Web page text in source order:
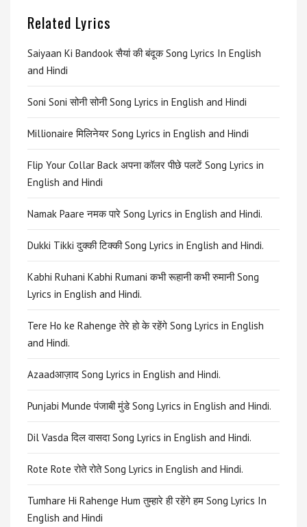
Related Lyrics
Saiyaan Ki Bandook सैयां की बंदूक Song Lyrics In English
and Hindi
Soni Soni सोनी सोनी Song Lyrics in English and Hindi
Millionaire मिलिनेयर Song Lyrics in English and Hindi
Flip Your Collar Back अपना कॉलर पीछे पलटें Song Lyrics in
English and Hindi
Namak Paare नमक पारे Song Lyrics in English and Hindi.
Dukki Tikki दुक्की टिक्की Song Lyrics in English and Hindi.
Kabhi Ruhani Kabhi Rumani कभी रूहानी कभी रुमानी Song
Lyrics in English and Hindi.
Tere Ho ke Rahenge तेरे हो के रहेंगे Song Lyrics in English
and Hindi.
Azaadआज़ाद Song Lyrics in English and Hindi.
Punjabi Munde पंजाबी मुंडे Song Lyrics in English and Hindi.
Dil Vasda दिल वासदा Song Lyrics in English and Hindi.
Rote Rote रोते रोते Song Lyrics in English and Hindi.
Tumhare Hi Rahenge Hum तुम्हारे ही रहेंगे हम Song Lyrics In
English and Hindi